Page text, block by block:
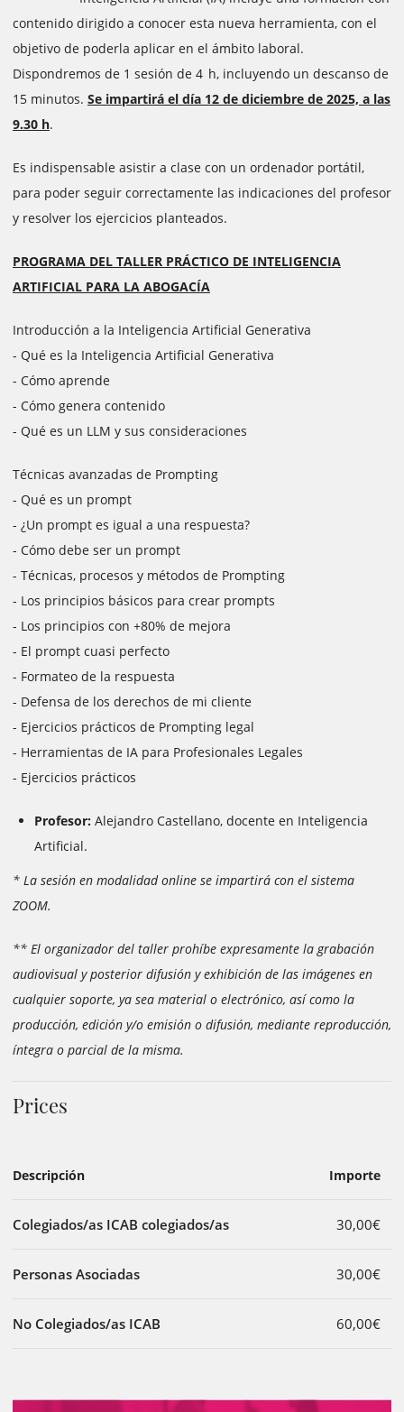
contenido dirigido a conocer esta nueva herramienta, con el
objetivo de poderla aplicar en el ámbito laboral.
Dispondremos de 1 sesión de 4 h, incluyendo un descanso de
15 minutos. Se impartirá el día 12 de diciembre de 2025, a las
9.30 h.
Es indispensable asistir a clase con un ordenador portátil,
para poder seguir correctamente las indicaciones del profesor
y resolver los ejercicios planteados.
PROGRAMA DEL TALLER PRÁCTICO DE INTELIGENCIA
ARTIFICIAL PARA LA ABOGACÍA
Introducción a la Inteligencia Artificial Generativa
- Qué es la Inteligencia Artificial Generativa
- Cómo aprende
- Cómo genera contenido
- Qué es un LLM y sus consideraciones
Técnicas avanzadas de Prompting
- Qué es un prompt
- ¿Un prompt es igual a una respuesta?
- Cómo debe ser un prompt
- Técnicas, procesos y métodos de Prompting
- Los principios básicos para crear prompts
- Los principios con +80% de mejora
- El prompt cuasi perfecto
- Formateo de la respuesta
- Defensa de los derechos de mi cliente
- Ejercicios prácticos de Prompting legal
- Herramientas de IA para Profesionales Legales
- Ejercicios prácticos
Profesor: Alejandro Castellano, docente en Inteligencia
Artificial.
* La sesión en modalidad online se impartirá con el sistema
ZOOM.
** El organizador del taller prohíbe expresamente la grabación
audiovisual y posterior difusión y exhibición de las imágenes en
cualquier soporte, ya sea material o electrónico, así como la
producción, edición y/o emisión o difusión, mediante reproducción,
íntegra o parcial de la misma.
Prices
Descripción Importe
Colegiados/as ICAB colegiados/as 30,00€
Personas Asociadas 30,00€
No Colegiados/as ICAB 60,00€